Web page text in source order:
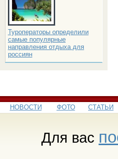
Туроператоры определили
самые популярные
направления отдыха для
россиян
НОВОСТИ ФОТО СТАТЬИ
Для вас